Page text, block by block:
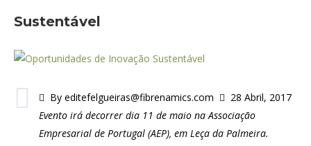
Sustentável
By editefelgueiras@fibrenamics.com
28 Abril, 2017
Evento irá decorrer dia 11 de maio na Associação
Empresarial de Portugal (AEP), em Leça da Palmeira.